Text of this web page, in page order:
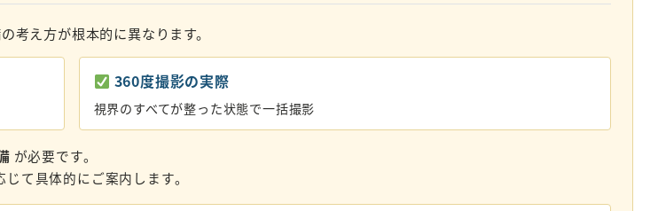
考え方が根本的に異なります。
360度撮影の実際
視界のすべてが整った状態で一括撮影
が必要です。
て具体的にご案内します。